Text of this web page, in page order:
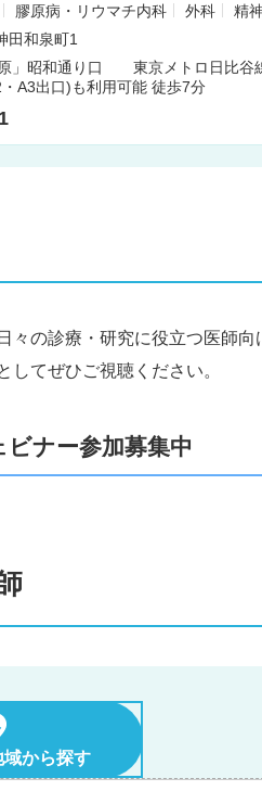
膠原病・リウマチ内科 外科
精
外科 消化器外科
科 泌尿器科
麻酔科 乳腺外科
呼吸器内科
田和泉町1
」昭和通り口 東京メトロ日比谷
A3出口)も利用可能 徒歩7分
々の診療・研究に役立つ医師
してぜひご視聴ください。
ナー参加募集中
域から探す